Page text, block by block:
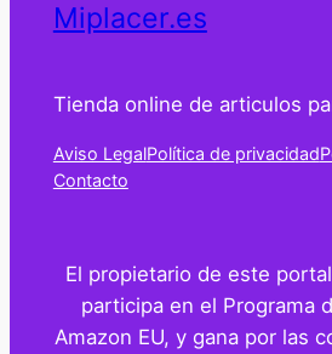
Miplacer.es
Tienda online de articulos
Aviso LegalPolítica de privacidad
Contacto
El propietario de este
participa en el Programa
Amazon EU, y gana por las